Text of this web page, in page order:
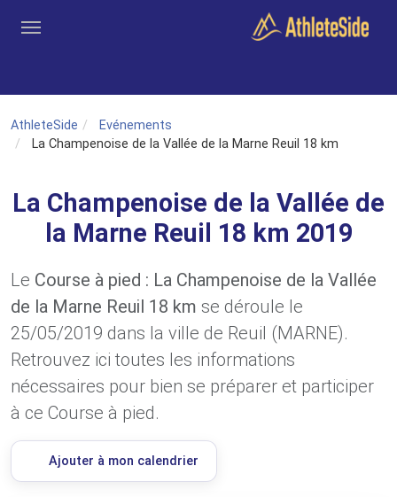
AthleteSide
Evénements
La Champenoise de la Vallée de la Marne Reuil 18 km
La Champenoise de la Vallée de
la Marne Reuil 18 km 2019
Le Course à pied : La Champenoise de la Vallée
de la Marne Reuil 18 km se déroule le
25/05/2019 dans la ville de Reuil (MARNE).
Retrouvez ici toutes les informations
nécessaires pour bien se préparer et participer
à ce Course à pied.
Ajouter à mon calendrier